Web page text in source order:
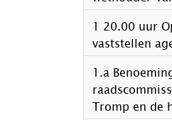
1 20.00 uur
vaststellen
1.a
Tromp en de